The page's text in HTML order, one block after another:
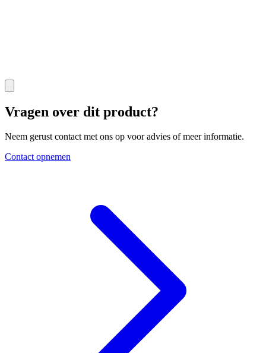
Vragen over dit product?
Neem gerust contact met ons op voor advies of meer informatie.
Contact opnemen